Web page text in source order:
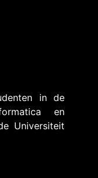
in de
en
Universiteit